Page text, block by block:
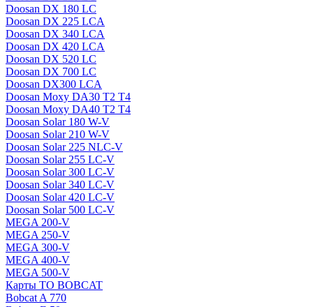
Doosan DX 180 LC
Doosan DX 225 LCA
Doosan DX 340 LCA
Doosan DX 420 LCA
Doosan DX 520 LC
Doosan DX 700 LC
Doosan DX300 LCA
Doosan Moxy DA30 T2 T4
Doosan Moxy DA40 T2 T4
Doosan Solar 180 W-V
Doosan Solar 210 W-V
Doosan Solar 225 NLC-V
Doosan Solar 255 LC-V
Doosan Solar 300 LC-V
Doosan Solar 340 LC-V
Doosan Solar 420 LC-V
Doosan Solar 500 LC-V
MEGA 200-V
MEGA 250-V
MEGA 300-V
MEGA 400-V
MEGA 500-V
Карты ТО BOBCAT
Bobcat A 770